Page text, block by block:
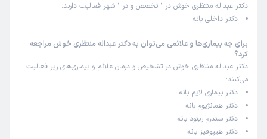
دکتر عبداله منتظری خوش در 1 تخصص و در 1 شهر فعالیت دارند:
دکتر داخلی بانه
برای چه بیماری‌ها و علائمی می‌توان به دکتر عبداله منتظری خوش مراجعه
کرد؟
دکتر عبداله منتظری خوش در تشخیص و درمان علائم و بیماری‌های زیر فعالیت
می‌کنند:
دکتر بیماری لایم بانه
دکتر همانژیوم بانه
دکتر سندرم رینود بانه
دکتر هیپوفیز بانه